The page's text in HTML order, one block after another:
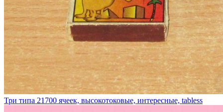
Три типа 21700 ячеек, высокотоковые, интересные, tabless